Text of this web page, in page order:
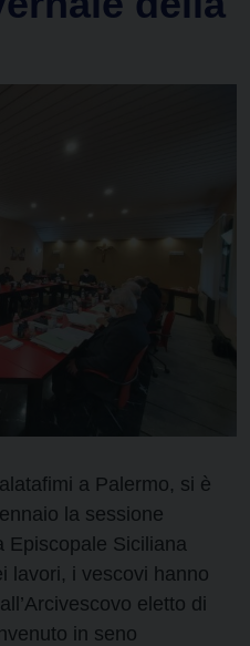
a Palermo, si è
la sessione
Episcopale Siciliana
lavori, i vescovi hanno
eletto di
in seno